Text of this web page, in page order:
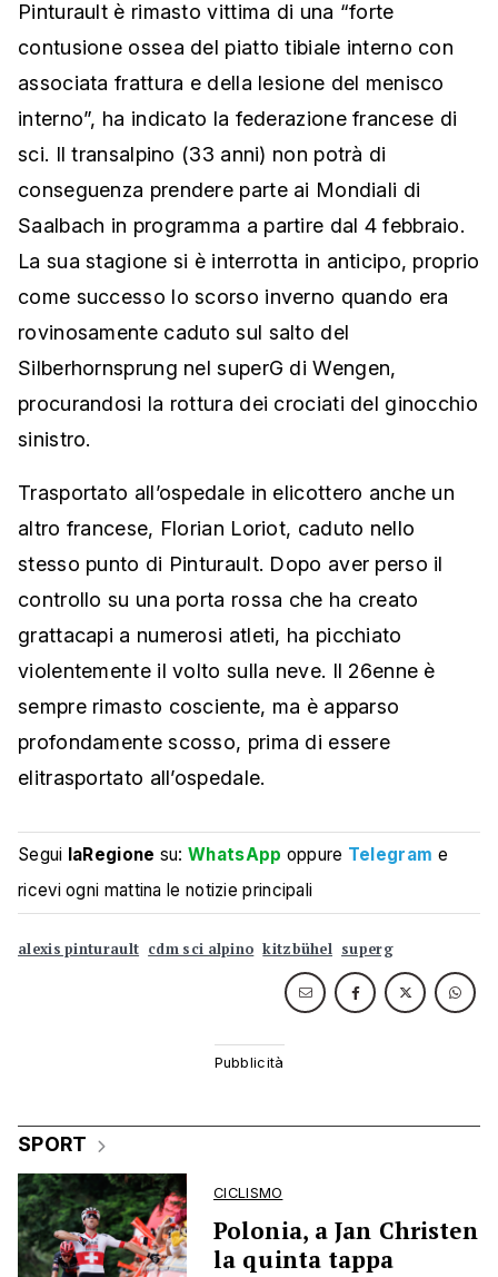
Pinturault è rimasto vittima di una “forte
contusione ossea del piatto tibiale interno con
associata frattura e della lesione del menisco
interno”, ha indicato la federazione francese di
sci. Il transalpino (33 anni) non potrà di
conseguenza prendere parte ai Mondiali di
Saalbach in programma a partire dal 4 febbraio.
La sua stagione si è interrotta in anticipo, proprio
come successo lo scorso inverno quando era
rovinosamente caduto sul salto del
Silberhornsprung nel superG di Wengen,
procurandosi la rottura dei crociati del ginocchio
sinistro.
Trasportato all’ospedale in elicottero anche un
altro francese, Florian Loriot, caduto nello
stesso punto di Pinturault. Dopo aver perso il
controllo su una porta rossa che ha creato
grattacapi a numerosi atleti, ha picchiato
violentemente il volto sulla neve. Il 26enne è
sempre rimasto cosciente, ma è apparso
profondamente scosso, prima di essere
elitrasportato all’ospedale.
Segui laRegione su:WhatsApp oppure Telegram e
ricevi ogni mattina le notizie principali
alexis pinturault cdm sci alpino kitzbühel superg
SPORT
CICLISMO
Polonia, a Jan Christen
la quinta tappa